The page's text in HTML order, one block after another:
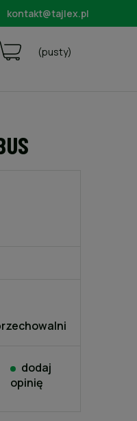
kontakt@tajlex.pl
(pusty)
dodaj
opinię